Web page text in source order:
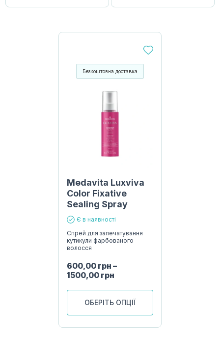
Безкоштовна доставка
Medavita Luxviva
Color Fixative
Sealing Spray
Є в наявності
Спрей для запечатування
кутикули фарбованого
волосся
600,00 грн –
1500,00 грн
ОБЕРІТЬ ОПЦІЇ